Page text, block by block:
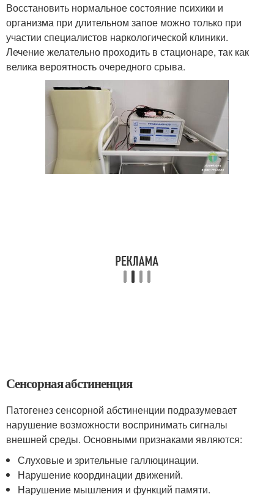
Восстановить нормальное состояние психики и
организма при длительном запое можно только при
участии специалистов наркологической клиники.
Лечение желательно проходить в стационаре, так как
велика вероятность очередного срыва.
Сенсорная абстиненция
Патогенез сенсорной абстиненции подразумевает
нарушение возможности воспринимать сигналы
внешней среды. Основными признаками являются:
Слуховые и зрительные галлюцинации.
Нарушение координации движений.
Нарушение мышления и функций памяти.